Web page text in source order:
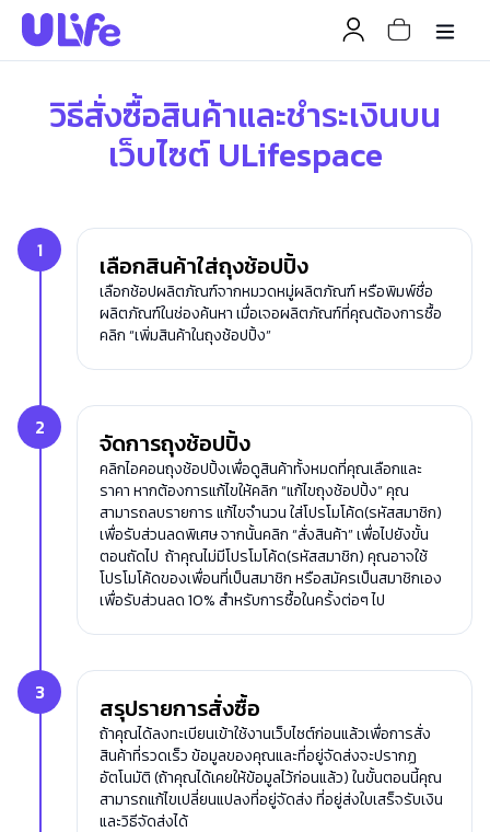
วิธีสั่งซื้อสินค้าและชำระเงินบน
เว็บไซต์ ULifespace
1 เลือกสินค้าใส่ถุงช้อปปิ้ง
เลือกช้อปผลิตภัณฑ์จากหมวดหมู่ผลิตภัณฑ์ หรือพิมพ์ชื่อ
ผลิตภัณฑ์ในช่องค้นหา เมื่อเจอผลิตภัณฑ์ที่คุณต้องการซื้อ
คลิก “เพิ่มสินค้าในถุงช้อปปิ้ง”
2 จัดการถุงช้อปปิ้ง
คลิกไอคอนถุงช้อปปิ้งเพื่อดูสินค้าทั้งหมดที่คุณเลือกและ
ราคา หากต้องการแก้ไขให้คลิก “แก้ไขถุงช้อปปิ้ง” คุณ
สามารถลบรายการ แก้ไขจำนวน ใส่โปรโมโค้ด(รหัสสมาชิก)
เพื่อรับส่วนลดพิเศษ จากนั้นคลิก “สั่งสินค้า” เพื่อไปยังขั้น
ตอนถัดไป ถ้าคุณไม่มีโปรโมโค้ด(รหัสสมาชิก) คุณอาจใช้
โปรโมโค้ดของเพื่อนที่เป็นสมาชิก หรือสมัครเป็นสมาชิกเอง
เพื่อรับส่วนลด 10% สำหรับการซื้อในครั้งต่อๆ ไป
3 สรุปรายการสั่งซื้อ
ถ้าคุณได้ลงทะเบียนเข้าใช้งานเว็บไซต์ก่อนแล้วเพื่อการสั่ง
สินค้าที่รวดเร็ว ข้อมูลของคุณและที่อยู่จัดส่งจะปรากฏ
อัตโนมัติ (ถ้าคุณได้เคยให้ข้อมูลไว้ก่อนแล้ว) ในขั้นตอนนี้คุณ
สามารถแก้ไขเปลี่ยนแปลงที่อยู่จัดส่ง ที่อยู่ส่งใบเสร็จรับเงิน
และวิธีจัดส่งได้